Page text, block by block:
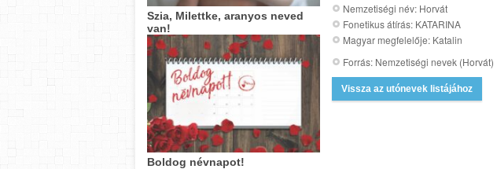
Nemzetiségi név: Horvát
Fonetikus átírás: KATARINA
Magyar megfelelője: Katalin
Forrás: Nemzetiségi nevek (Horvát)
Vissza az utónevek listájához
Szia, Milettke, aranyos neved
van!
Boldog névnapot!